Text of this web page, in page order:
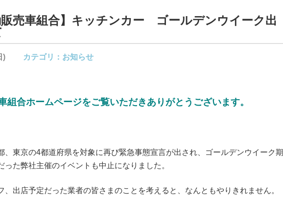
販売車組合】キッチンカー ゴールデンウイーク出
) カテゴリ： お知らせ
組合ホームページをご覧いただきありがとうございます。
、東京の4都道府県を対象に再び緊急事態宣言が出され、ゴールデンウイーク期
った弊社主催のイベントも中止になりました。
、出店予定だった業者の皆さまのことを考えると、なんともやりきれません。